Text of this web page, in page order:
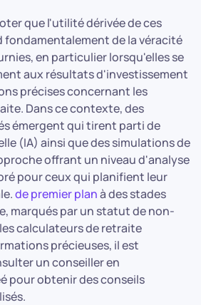
que l'utilité dérivée de ces
de la véracité
en particulier lorsqu'elles se
aux résultats d'investissement
précises concernant les
Dans ce contexte, des
émergent qui tirent parti de
(IA) ainsi que des simulations de
offrant un niveau d'analyse
pour ceux qui planifient leur
de premier planà des stades
marqués par un statut de non-
calculateurs de retraite
précieuses, il est
un conseiller en
pour obtenir des conseils